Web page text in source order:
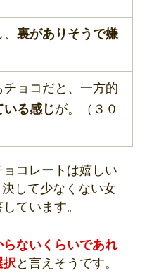
裏がありそうで嫌
ョコだと、一方的
る感じが。（３０
コレートは嬉しい
して少なくない女
ています。
ないくらいであれ
択 と言えそうです。